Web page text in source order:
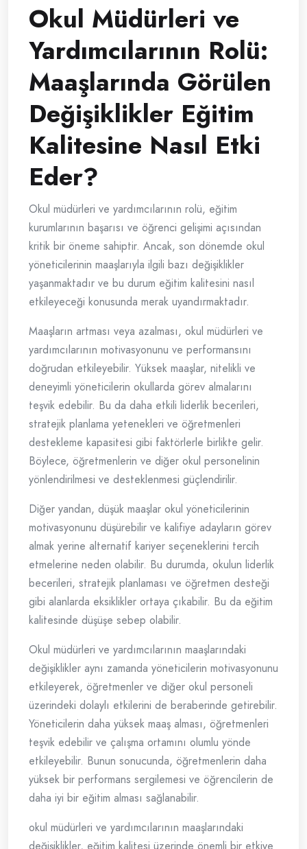
Okul Müdürleri ve
Yardımcılarının Rolü:
Maaşlarında Görülen
Değişiklikler Eğitim
Kalitesine Nasıl Etki
Eder?
Okul müdürleri ve yardımcılarının rolü, eğitim
kurumlarının başarısı ve öğrenci gelişimi açısından
kritik bir öneme sahiptir. Ancak, son dönemde okul
yöneticilerinin maaşlarıyla ilgili bazı değişiklikler
yaşanmaktadır ve bu durum eğitim kalitesini nasıl
etkileyeceği konusunda merak uyandırmaktadır.
Maaşların artması veya azalması, okul müdürleri ve
yardımcılarının motivasyonunu ve performansını
doğrudan etkileyebilir. Yüksek maaşlar, nitelikli ve
deneyimli yöneticilerin okullarda görev almalarını
teşvik edebilir. Bu da daha etkili liderlik becerileri,
stratejik planlama yetenekleri ve öğretmenleri
destekleme kapasitesi gibi faktörlerle birlikte gelir.
Böylece, öğretmenlerin ve diğer okul personelinin
yönlendirilmesi ve desteklenmesi güçlendirilir.
Diğer yandan, düşük maaşlar okul yöneticilerinin
motivasyonunu düşürebilir ve kalifiye adayların görev
almak yerine alternatif kariyer seçeneklerini tercih
etmelerine neden olabilir. Bu durumda, okulun liderlik
becerileri, stratejik planlaması ve öğretmen desteği
gibi alanlarda eksiklikler ortaya çıkabilir. Bu da eğitim
kalitesinde düşüşe sebep olabilir.
Okul müdürleri ve yardımcılarının maaşlarındaki
değişiklikler aynı zamanda yöneticilerin motivasyonunu
etkileyerek, öğretmenler ve diğer okul personeli
üzerindeki dolaylı etkilerini de beraberinde getirebilir.
Yöneticilerin daha yüksek maaş alması, öğretmenleri
teşvik edebilir ve çalışma ortamını olumlu yönde
etkileyebilir. Bunun sonucunda, öğretmenlerin daha
yüksek bir performans sergilemesi ve öğrencilerin de
daha iyi bir eğitim alması sağlanabilir.
okul müdürleri ve yardımcılarının maaşlarındaki